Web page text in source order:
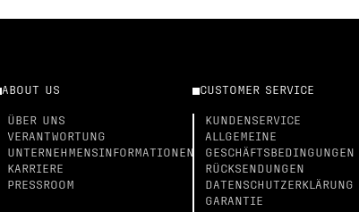
ABOUT US
ÜBER UNS
VERANTWORTUNG
UNTERNEHMENSINFORMATIONEN
KARRIERE
PRESSROOM
CUSTOMER SERVICE
KUNDENSERVICE
ALLGEMEINE
GESCHÄFTSBEDINGUNGEN
RÜCKSENDUNGEN
DATENSCHUTZERKLÄRUNG
GARANTIE